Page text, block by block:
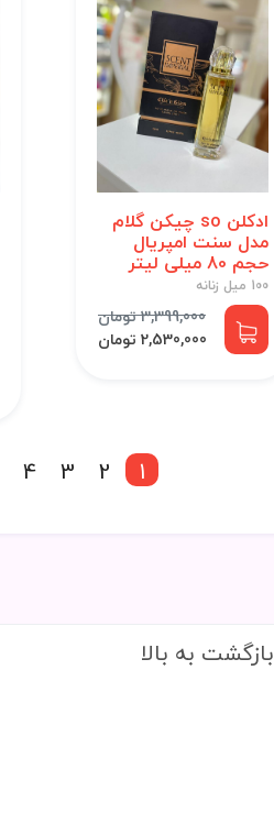
ادکلن so چیکن گلام
مدل سنت امپریال
حجم 80 میلی لیتر
100 میل زنانه
3,399,000 تومان
2,530,000 تومان
1
2
3
4
بازگشت به بالا